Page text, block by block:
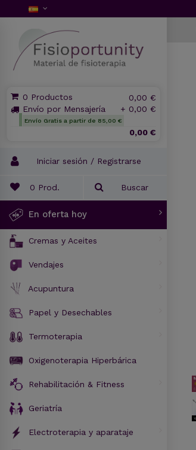
0 Productos
0,00 €
Envío por Mensajería
+ 0,00 €
Envío Gratis a partir de 85,00 €
0,00 €
Iniciar sesión / Registrarse
0 Prod. Buscar
En oferta hoy
Cremas y Aceites
Vendajes
Acupuntura
Papel y Desechables
Termoterapia
Oxigenoterapia Hiperbárica
Rehabilitación & Fitness
Geriatría
Electroterapia y aparataje